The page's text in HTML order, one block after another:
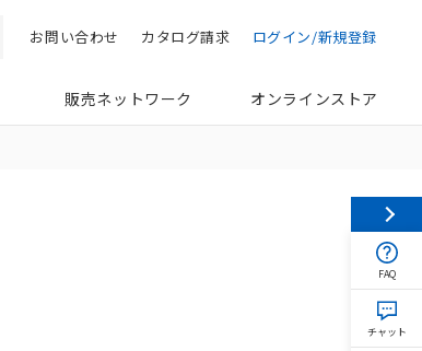
検索 ログイン/新規登録
カタログ請求
お問い合わせ
販売ネットワーク オンラインストア
FAQ
チャット